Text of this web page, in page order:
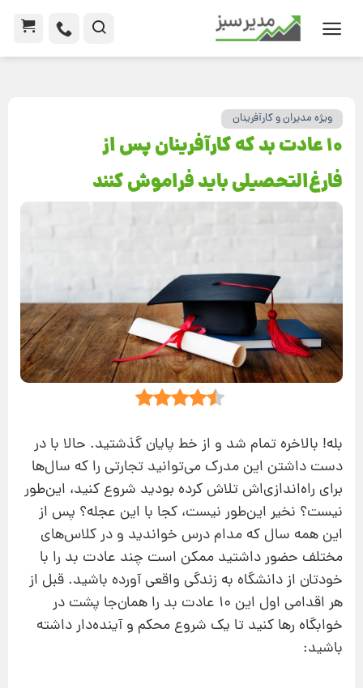
ویژه مدیران و کارآفرینان
10 عادت بد که کارآفرینان پس از
فارغ‌التحصیلی باید فراموش کنند
بله! بالاخره تمام شد و از خط پایان گذشتید. حالا با در
دست داشتن این مدرک می‌توانید تجارتی را که سال‌ها
برای راه‌اندازی‌اش تلاش کرده بودید شروع کنید، این‌طور
نیست؟ نخیر این‌طور نیست، کجا با این عجله؟ پس از
این همه سال که مدام درس خواندید و در کلاس‌های
مختلف حضور داشتید ممکن است چند عادت بد را با
خودتان از دانشگاه به زندگی واقعی آورده باشید. قبل از
هر اقدامی اول این 10 عادت بد را همان‌جا پشت در
خوابگاه رها کنید تا یک شروع محکم و آینده‌دار داشته
باشید: